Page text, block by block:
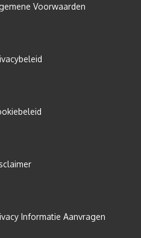
Voorwaarden
Informatie Aanvragen